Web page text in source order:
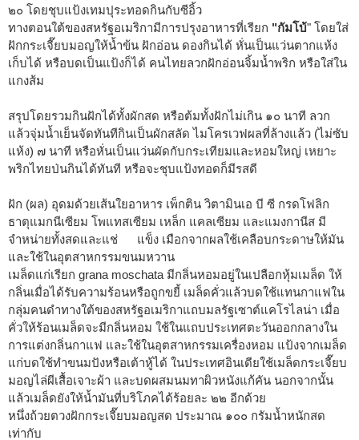
๒๐ โดยชุบแป้งเทมปุระทอดกินกับซีอิ้ว
ทางตอนใต้ของสหรัฐอเมริกามีการปรุงอาหารที่เรียก "กัมโบ้" โดยใส่
ฝักกระเจี๊ยบมอญให้น้ำข้น ฝักอ่อน ดองกินได้ หั่นเป็นแว่นตากแห้ง
เก็บได้ หรือบดเป็นแป้งก็ได้ คนไทยลวกฝักอ่อนจิ้มน้ำพริก หรือใส่ใน
แกงส้ม
สรุปโดยรวมกินฝักได้ทั้งผักสด หรือต้มทั้งฝักไม่เกิน ๑๐ นาที ลวก
แล้วจุ่มน้ำเย็นจัดทันทีกินเป็นผักสลัด ไมโครเวฟผลที่ล้างแล้ว (ไม่ซับ
แห้ง) ๗ นาที หรือหั่นเป็นแว่นผัดกับกระเทียมและหอมใหญ่ เหยาะ
พริกไทยป่นกินได้ทันที หรือจะชุบแป้งทอดก็มีรสดี
ฝัก (ผล) อุดมด้วยเส้นใยอาหาร เพ็กติน วิตามินเอ บี ซี กรดโฟลิก
ธาตุแมกนีเซียม โพแทสเซียม เหล็ก แคลเซียม และแมงกานีส มี
จำหน่ายทั้งสดและแช่ แข็ง เมือกจากผลใช้เคลือบกระดาษให้มัน
และใช้ในอุตสาหกรรมขนมหวาน
เมล็ดแก่เรียก grana moschata มีกลิ่นหอมอยู่ในเปลือกหุ้มเมล็ด ให้
กลิ่นเมื่อได้รับความร้อนหรือถูกขยี้ เมล็ดคั่วแล้วบดใช้แทนกาแฟใน
กลุ่มคนดำทางใต้ของสหรัฐอเมริกาแถบมลรัฐเซาต์แคโรไลน่า เมื่อ
คั่วให้ร้อนเมล็ดจะมีกลิ่นหอม ใช้ในแถบประเทศตะวันออกกลางใน
การแต่งกลิ่นกาแฟ และใช้ในอุตสาหกรรมเครื่องหอม แป้งจากเมล็ด
แก่บดใช้ทำขนมปังหรือเต้าหู้ได้ ในประเทศอินเดียใช้เมล็ดกระเจี๊ยบ
มอญไล่ผีเสื้อเจาะผ้า และบดผสมนมทาผิวหนังแก้คัน นอกจากนั้น
แล้วเมล็ดยังให้น้ำมันที่บริโภคได้ร้อยละ ๒๒ อีกด้วย
หนึ่งถ้วยตวงฝักกระเจี๊ยบมอญสด ประมาณ ๑๐๐ กรัมน้ำหนักสด
เท่ากับ